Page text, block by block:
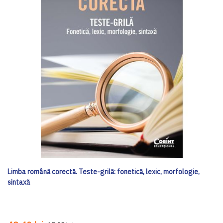
Limba română corectă. Teste-grilă: fonetică, lexic, morfologie,
sintaxă